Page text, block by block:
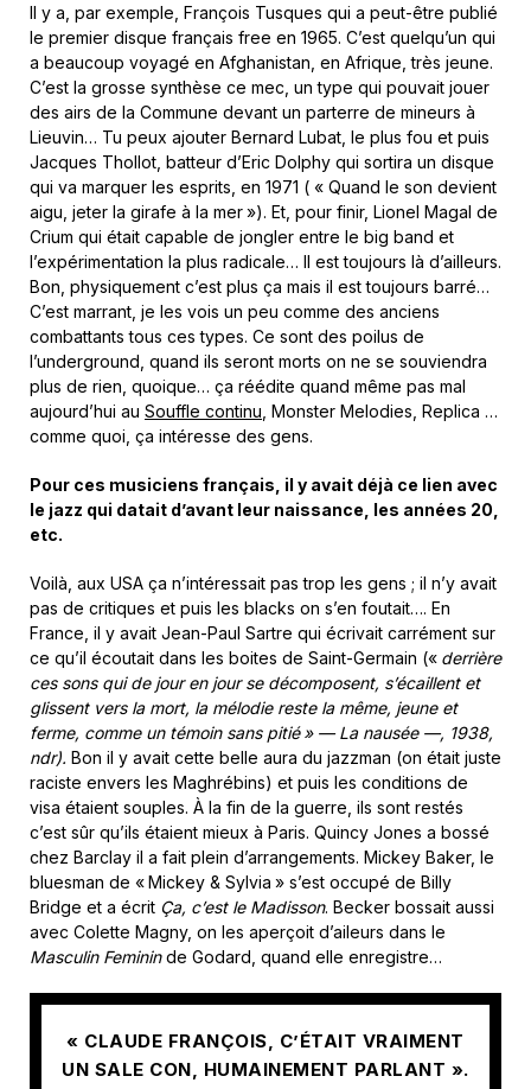
Il y a, par exemple, François Tusques qui a peut-être publié
le premier disque français free en 1965. C’est quelqu’un qui
a beaucoup voyagé en Afghanistan, en Afrique, très jeune.
C’est la grosse synthèse ce mec, un type qui pouvait jouer
des airs de la Commune devant un parterre de mineurs à
Lieuvin… Tu peux ajouter Bernard Lubat, le plus fou et puis
Jacques Thollot, batteur d’Eric Dolphy qui sortira un disque
qui va marquer les esprits, en 1971 ( « Quand le son devient
aigu, jeter la girafe à la mer »). Et, pour finir, Lionel Magal de
Crium qui était capable de jongler entre le big band et
l’expérimentation la plus radicale… Il est toujours là d’ailleurs.
Bon, physiquement c’est plus ça mais il est toujours barré…
C’est marrant, je les vois un peu comme des anciens
combattants tous ces types. Ce sont des poilus de
l’underground, quand ils seront morts on ne se souviendra
plus de rien, quoique… ça réédite quand même pas mal
aujourd’hui au Souffle continu , Monster Melodies, Replica …
comme quoi, ça intéresse des gens.
Pour ces musiciens français, il y avait déjà ce lien avec
le jazz qui datait d’avant leur naissance, les années 20,
etc.
Voilà, aux USA ça n’intéressait pas trop les gens ; il n’y avait
pas de critiques et puis les blacks on s’en foutait…. En
France, il y avait Jean-Paul Sartre qui écrivait carrément sur
ce qu’il écoutait dans les boites de Saint-Germain (« derrière
ces sons qui de jour en jour se décomposent, s’écaillent et
glissent vers la mort, la mélodie reste la même, jeune et
ferme, comme un témoin sans pitié » — La nausée —, 1938,
ndr). Bon il y avait cette belle aura du jazzman (on était juste
raciste envers les Maghrébins) et puis les conditions de
visa étaient souples. À la fin de la guerre, ils sont restés
c’est sûr qu’ils étaient mieux à Paris. Quincy Jones a bossé
chez Barclay il a fait plein d’arrangements. Mickey Baker, le
bluesman de « Mickey & Sylvia » s’est occupé de Billy
Bridge et a écrit Ça, c’est le Madisson. Becker bossait aussi
avec Colette Magny, on les aperçoit d’aileurs dans le
Masculin Femininde Godard, quand elle enregistre…
« CLAUDE FRANÇOIS, C’ÉTAIT VRAIMENT
UN SALE CON, HUMAINEMENT PARLANT ».